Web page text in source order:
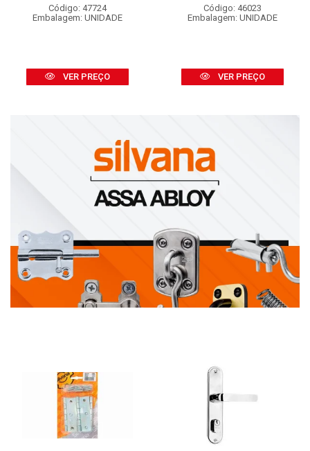
Código: 47724
Embalagem: UNIDADE
VER PREÇO
Código: 46023
Embalagem: UNIDADE
VER PREÇO